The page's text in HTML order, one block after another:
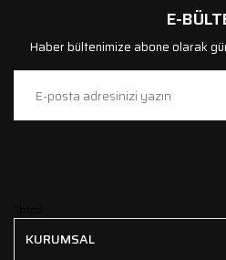
E-
Haber bültenimize abone olarak
KURUMSAL